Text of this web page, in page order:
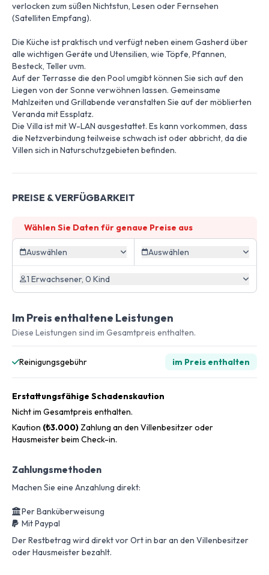
verlocken zum süßen Nichtstun, Lesen oder Fernsehen
(Satelliten Empfang).
Die Küche ist praktisch und verfügt neben einem Gasherd über
alle wichtigen Geräte und Utensilien, wie Töpfe, Pfannen,
Besteck, Teller uvm.
Auf der Terrasse die den Pool umgibt können Sie sich auf den
Liegen von der Sonne verwöhnen lassen. Gemeinsame
Mahlzeiten und Grillabende veranstalten Sie auf der möblierten
Veranda mit Essplatz.
Die Villa ist mit W-LAN ausgestattet. Es kann vorkommen, dass
die Netzverbindung teilweise schwach ist oder abbricht, da die
Villen sich in Naturschutzgebieten befinden.
PREISE & VERFÜGBARKEIT
Wählen Sie Daten für genaue Preise aus
Auswählen Auswählen
1 Erwachsener, 0 Kind
Im Preis enthaltene Leistungen
Diese Leistungen sind im Gesamtpreis enthalten.
Reinigungsgebühr im Preis enthalten
Erstattungsfähige Schadenskaution
Nicht im Gesamtpreis enthalten.
Kaution (₺3.000) Zahlung an den Villenbesitzer oder
Hausmeister beim Check-in.
Zahlungsmethoden
Machen Sie eine Anzahlung direkt:
Per Banküberweisung
Mit Paypal
Der Restbetrag wird direkt vor Ort in bar an den Villenbesitzer
oder Hausmeister bezahlt.